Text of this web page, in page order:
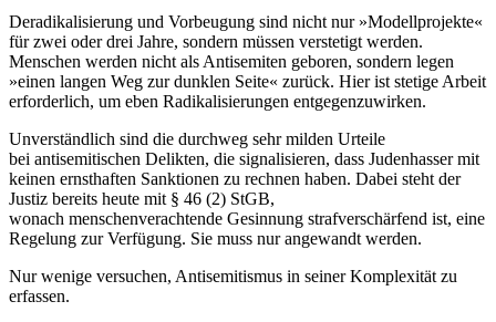
Deradikalisierung und Vorbeugung sind nicht nur »Modellprojekte«
für zwei oder drei Jahre, sondern müssen verstetigt werden.
Menschen werden nicht als Antisemiten geboren, sondern legen
»einen langen Weg zur dunklen Seite« zurück. Hier ist stetige Arbeit
erforderlich, um eben Radikalisierungen entgegenzuwirken.
Unverständlich sind die durchweg sehr milden Urteile
bei antisemitischen Delikten, die signalisieren, dass Judenhasser mit
keinen ernsthaften Sanktionen zu rechnen haben. Dabei steht der
Justiz bereits heute mit § 46 (2) StGB,
wonach menschenverachtende Gesinnung strafverschärfend ist, eine
Regelung zur Verfügung. Sie muss nur angewandt werden.
Nur wenige versuchen, Antisemitismus in seiner Komplexität zu
erfassen.